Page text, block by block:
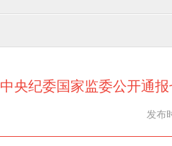
中央纪委国家监委公开通
发布